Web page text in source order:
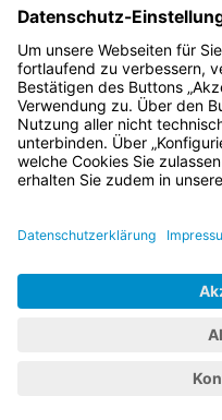
entsprechende
staatlichen
3Eine Auszahlung
erfolgt nicht.
Bayern.de
BayernPortal
Impressum